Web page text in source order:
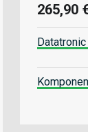
265,90